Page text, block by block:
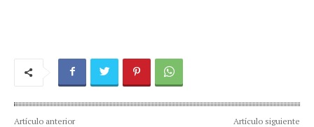
Artículo anterior Artículo siguiente